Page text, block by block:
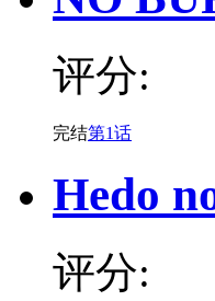
评分:
完结第1话
Hedo
评分: